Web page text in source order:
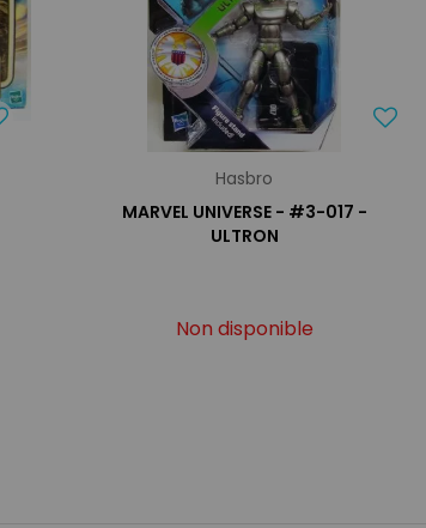
Hasbro
MARVEL UNIVERSE - #3-017 -
ULTRON
Non disponible